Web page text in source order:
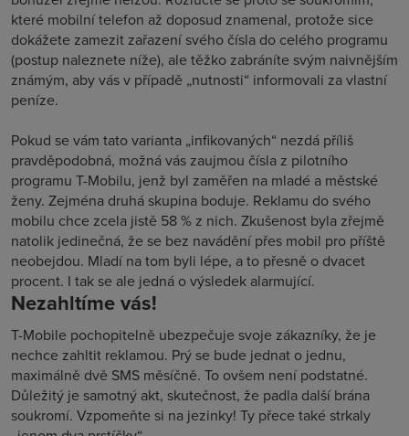
které mobilní telefon až doposud znamenal, protože sice
dokážete zamezit zařazení svého čísla do celého programu
(postup naleznete níže), ale těžko zabráníte svým naivnějším
známým, aby vás v případě „nutnosti“ informovali za vlastní
peníze.
Pokud se vám tato varianta „infikovaných“ nezdá příliš
pravděpodobná, možná vás zaujmou čísla z pilotního
programu T-Mobilu, jenž byl zaměřen na mladé a městské
ženy. Zejména druhá skupina boduje. Reklamu do svého
mobilu chce zcela jistě 58 % z nich. Zkušenost byla zřejmě
natolik jedinečná, že se bez navádění přes mobil pro příště
neobejdou. Mladí na tom byli lépe, a to přesně o dvacet
procent. I tak se ale jedná o výsledek alarmující.
Nezahltíme vás!
T-Mobile pochopitelně ubezpečuje svoje zákazníky, že je
nechce zahltit reklamou. Prý se bude jednat o jednu,
maximálně dvě SMS měsíčně. To ovšem není podstatné.
Důležitý je samotný akt, skutečnost, že padla další brána
soukromí. Vzpomeňte si na jezinky! Ty přece také strkaly